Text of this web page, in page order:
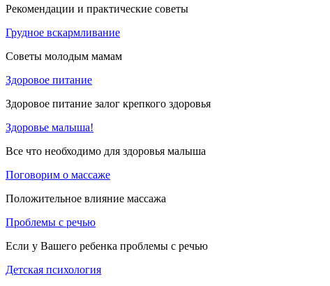
Рекомендации и практические советы
Грудное вскармливание
Советы молодым мамам
Здоровое питание
Здоровое питание залог крепкого здоровья
Здоровье малыша!
Все что необходимо для здоровья малыша
Поговорим о массаже
Положительное влияние массажа
Проблемы с речью
Если у Вашего ребенка проблемы с речью
Детская психология